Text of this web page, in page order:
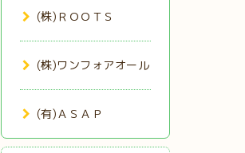
(株)ＲＯＯＴＳ
(株)ワンフォアオール
(有)ＡＳＡＰ